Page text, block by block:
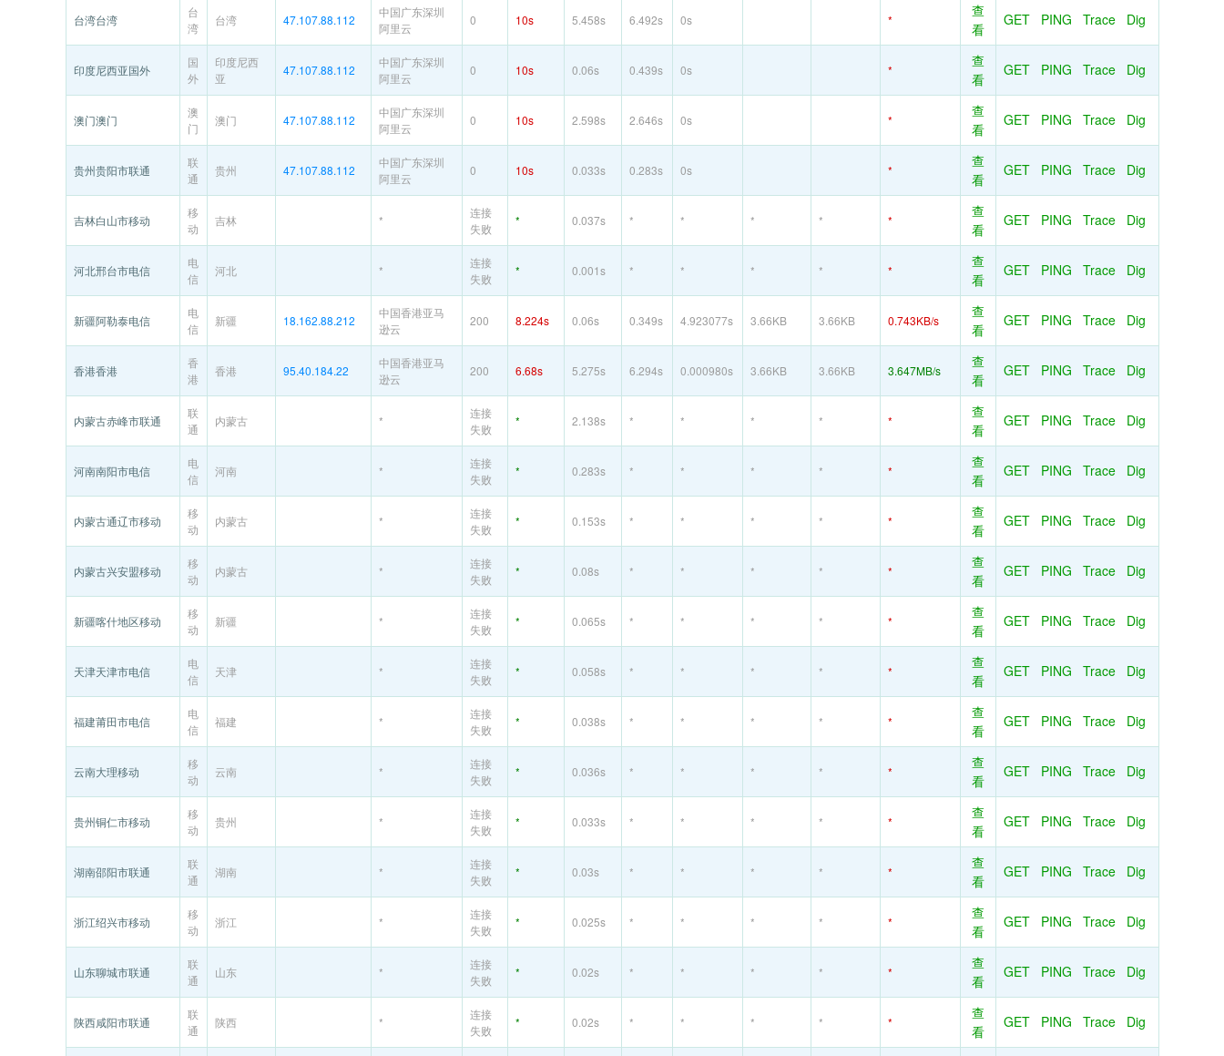
台湾台湾
台
湾
台湾 47.107.88.112
中国广东深圳
阿里云
0 10s 5.458s 6.492s 0s *
查
看
GET PING Trace Dig
印度尼西亚国外
国
外
印度尼西
亚
47.107.88.112
中国广东深圳
阿里云
0 10s 0.06s 0.439s 0s *
查
看
GET PING Trace Dig
澳门澳门
澳
门
澳门 47.107.88.112
中国广东深圳
阿里云
0 10s 2.598s 2.646s 0s *
查
看
GET PING Trace Dig
贵州贵阳市联通
联
通
贵州 47.107.88.112
中国广东深圳
阿里云
0 10s 0.033s 0.283s 0s *
查
看
GET PING Trace Dig
吉林白山市移动
移
动
吉林 *
连接
失败
* 0.037s * * * * *
查
看
GET PING Trace Dig
河北邢台市电信
电
信
河北 *
连接
失败
* 0.001s * * * * *
查
看
GET PING Trace Dig
新疆阿勒泰电信
电
信
新疆 18.162.88.212
中国香港亚马
逊云
200 8.224s 0.06s 0.349s 4.923077s 3.66KB 3.66KB 0.743KB/s
查
看
GET PING Trace Dig
香港香港
香
港
香港 95.40.184.22
中国香港亚马
逊云
200 6.68s 5.275s 6.294s 0.000980s 3.66KB 3.66KB 3.647MB/s
查
看
GET PING Trace Dig
内蒙古赤峰市联通
联
通
内蒙古 *
连接
失败
* 2.138s * * * * *
查
看
GET PING Trace Dig
河南南阳市电信
电
信
河南 *
连接
失败
* 0.283s * * * * *
查
看
GET PING Trace Dig
内蒙古通辽市移动
移
动
内蒙古 *
连接
失败
* 0.153s * * * * *
查
看
GET PING Trace Dig
内蒙古兴安盟移动
移
动
内蒙古 *
连接
失败
* 0.08s * * * * *
查
看
GET PING Trace Dig
新疆喀什地区移动
移
动
新疆 *
连接
失败
* 0.065s * * * * *
查
看
GET PING Trace Dig
天津天津市电信
电
信
天津 *
连接
失败
* 0.058s * * * * *
查
看
GET PING Trace Dig
福建莆田市电信
电
信
福建 *
连接
失败
* 0.038s * * * * *
查
看
GET PING Trace Dig
云南大理移动
移
动
云南 *
连接
失败
* 0.036s * * * * *
查
看
GET PING Trace Dig
贵州铜仁市移动
移
动
贵州 *
连接
失败
* 0.033s * * * * *
查
看
GET PING Trace Dig
湖南邵阳市联通
联
通
湖南 *
连接
失败
* 0.03s * * * * *
查
看
GET PING Trace Dig
浙江绍兴市移动
移
动
浙江 *
连接
失败
* 0.025s * * * * *
查
看
GET PING Trace Dig
山东聊城市联通
联
通
山东 *
连接
失败
* 0.02s * * * * *
查
看
GET PING Trace Dig
陕西咸阳市联通
联
通
陕西 *
连接
失败
* 0.02s * * * * *
查
看
GET PING Trace Dig